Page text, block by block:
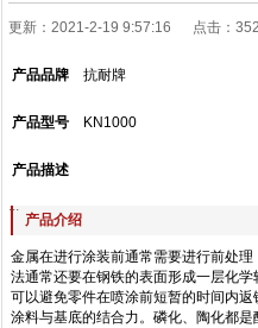
更新：2021-2-19 9:57:16 点击： 352
产品品牌 抗耐牌
产品型号 KN1000
产品描述
...
产品介绍
金属在进行涂装前通常需要进行前处
法通常还要在钢铁的表面形成一层化
可以避免零件在喷涂前短暂的时间内
涂料与基底的结合力。磷化、陶化都